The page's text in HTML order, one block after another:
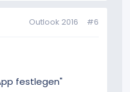
Outlook 2016 #6
festlegen"